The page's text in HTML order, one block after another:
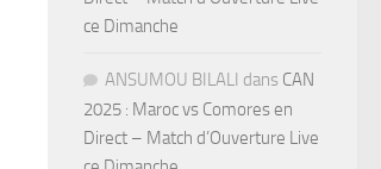
ce Dimanche
ANSUMOU BILALI dans CAN
2025 : Maroc vs Comores en
Direct – Match d’Ouverture Live